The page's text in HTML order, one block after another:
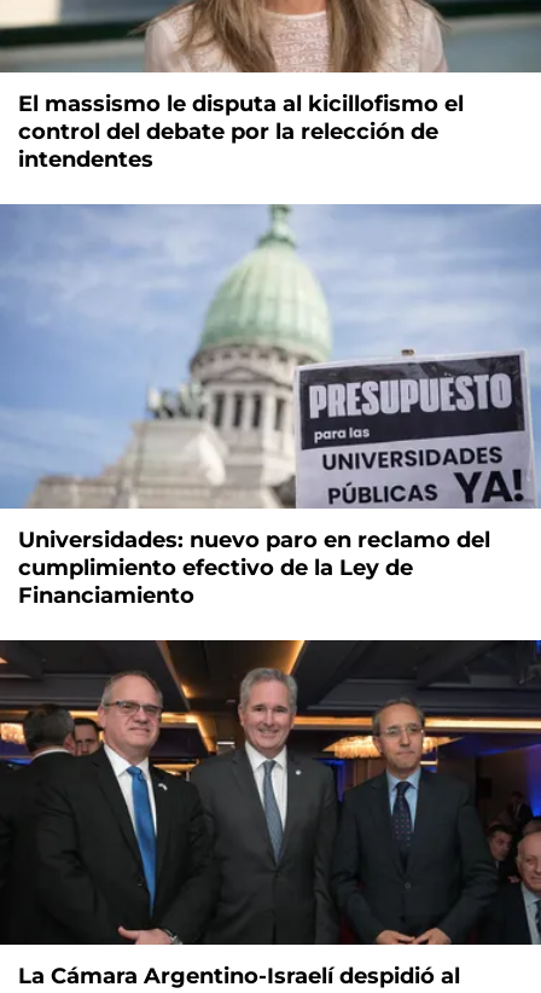
El massismo le disputa al kicillofismo el
control del debate por la relección de
intendentes
Universidades: nuevo paro en reclamo del
cumplimiento efectivo de la Ley de
Financiamiento
La Cámara Argentino-Israelí despidió al